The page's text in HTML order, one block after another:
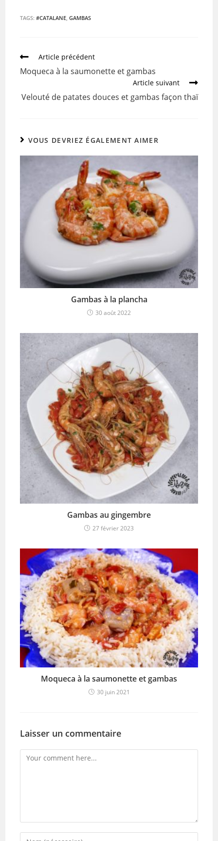
c
b
o
k
itt ai
TAGS:#CATALANE, GAMBAS
Article précédent
Moqueca à la saumonette et gambas
Article suivant
Velouté de patates douces et gambas façon thaï
VOUS DEVRIEZ ÉGALEMENT AIMER
Gambas à la plancha
30 août 2022
Gambas au gingembre
27 février 2023
Moqueca à la saumonette et gambas
30 juin 2021
Laisser un commentaire